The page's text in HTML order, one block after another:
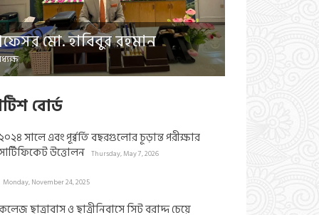
মো. হাবিবুর রহমান
বোর্ড
সালে এবং পূর্ব্বর্তি বছরগুলোর চূড়ান্ত পরীক্ষার
উত্তোলন Thursday, May 7, 2026
Monday, November 24, 2025
ছাত্রাবাস ও ছাত্রীনিবাসে সিট বরাদ্দ চেয়ে